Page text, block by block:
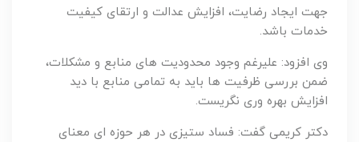
جهت ایجاد رضایت، افزایش عدالت و ارتقای کیفیت
خدمات باشد.
وی افزود: علیرغم وجود محدودیت های منابع و مشکلات،
ضمن بررسی ظرفیت ها باید به تمامی منابع با دید
افزایش بهره وری نگریست.
دکتر کریمی گفت: فساد ستیزی در هر حوزه ای معنای